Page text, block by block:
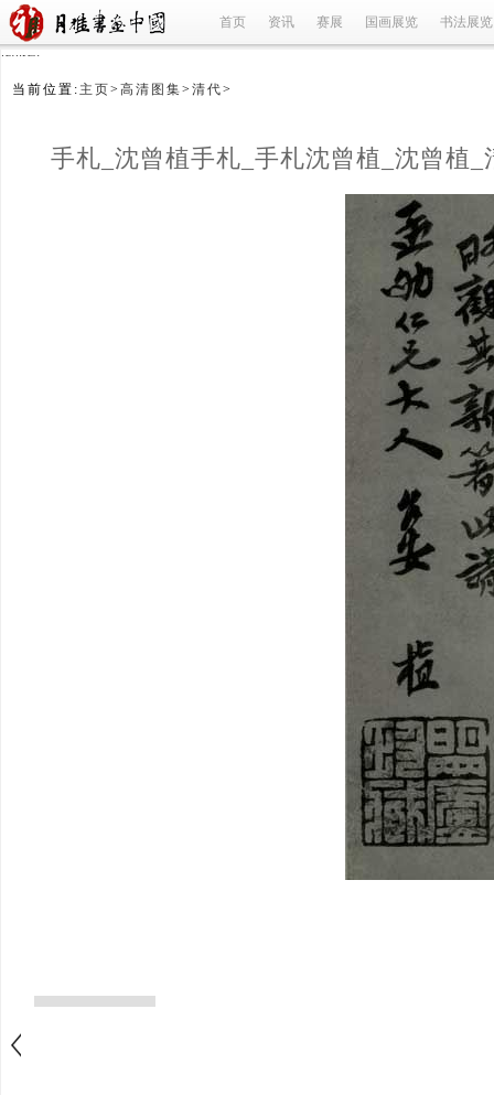
首页 资讯 赛展 国画展览 书法展览
refused
当前位置: 主页> 高清图集> 清代>
手札_沈曾植手札_手札沈曾植_沈曾植